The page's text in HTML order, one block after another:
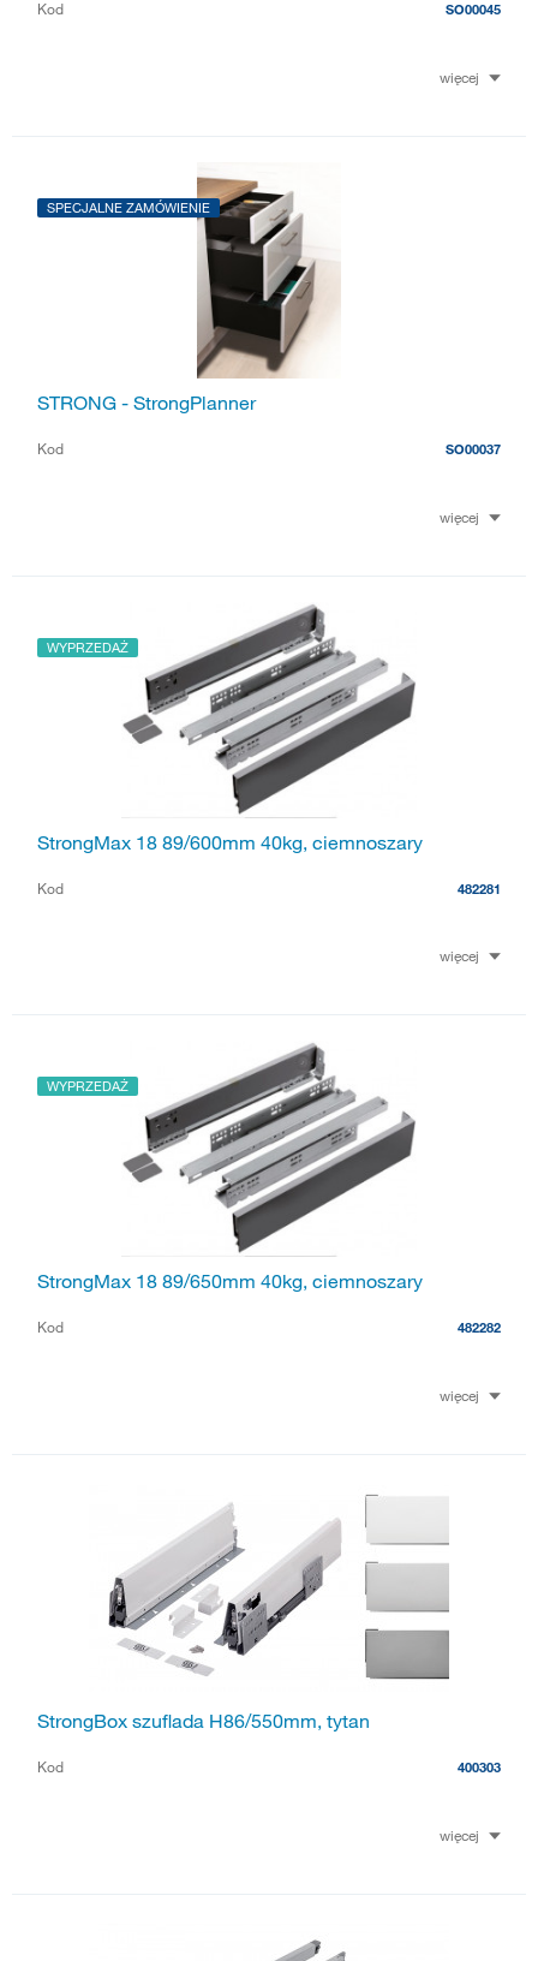
Kod SO00045
więcej
SPECJALNE ZAMÓWIENIE
STRONG - StrongPlanner
Kod SO00037
więcej
WYPRZEDAŻ
StrongMax 18 89/600mm 40kg, ciemnoszary
Kod 482281
więcej
WYPRZEDAŻ
StrongMax 18 89/650mm 40kg, ciemnoszary
Kod 482282
więcej
StrongBox szuflada H86/550mm, tytan
Kod 400303
więcej